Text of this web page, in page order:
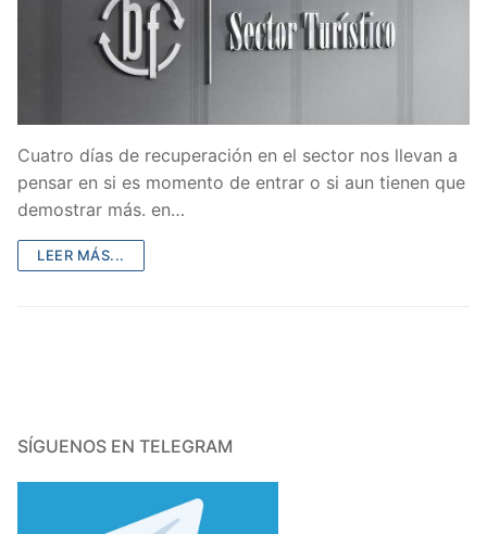
Cuatro días de recuperación en el sector nos llevan a
pensar en si es momento de entrar o si aun tienen que
demostrar más. en…
LEER MÁS...
SÍGUENOS EN TELEGRAM